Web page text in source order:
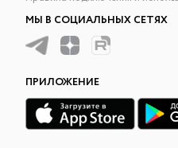
МЫ В СОЦИАЛЬНЫХ СЕТЯХ
ПРИЛОЖЕНИЕ